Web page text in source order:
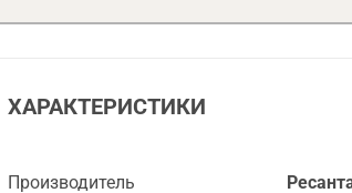
ХАРАКТЕРИСТИКИ
Производитель